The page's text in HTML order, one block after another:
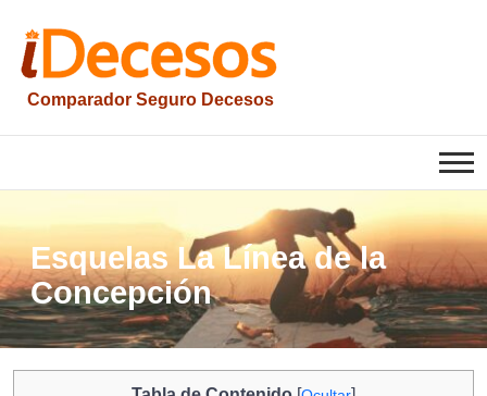
contenido
Comparador Seguro Decesos
iesquelas
Esquelas La Línea de la
Concepción